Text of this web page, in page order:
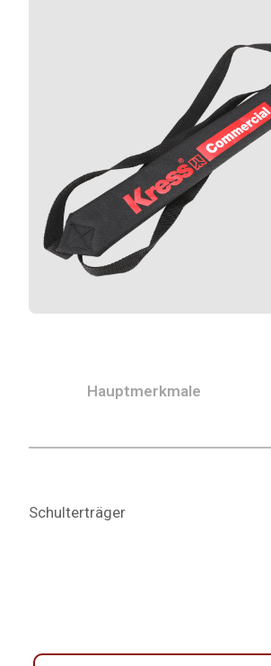
Hauptmerkmale
Schulterträger